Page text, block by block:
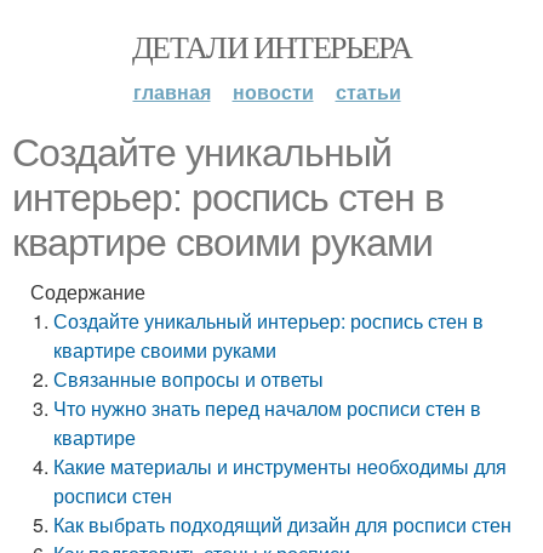
ДЕТАЛИ ИНТЕРЬЕРА
главная новости статьи
Создайте уникальный
интерьер: роспись стен в
квартире своими руками
Содержание
Создайте уникальный интерьер: роспись стен в
квартире своими руками
Связанные вопросы и ответы
Что нужно знать перед началом росписи стен в
квартире
Какие материалы и инструменты необходимы для
росписи стен
Как выбрать подходящий дизайн для росписи стен